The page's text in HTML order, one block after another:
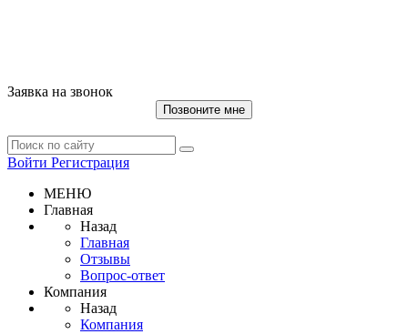
Заявка на звонок
Позвоните мне
Войти Регистрация
МЕНЮ
Главная
Назад
Главная
Отзывы
Вопрос-ответ
Компания
Назад
Компания